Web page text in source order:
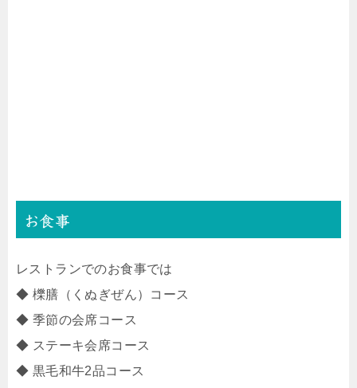
お食事
レストランでのお食事では
◆ 櫟膳（くぬぎぜん）コース
◆ 季節の会席コース
◆ ステーキ会席コース
◆ 黒毛和牛2品コース